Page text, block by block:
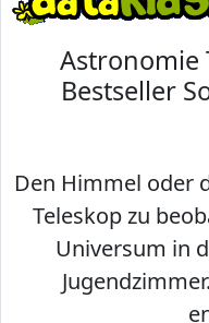
Astronomie
Bestseller
Den Himmel oder
Teleskop zu
Universum in